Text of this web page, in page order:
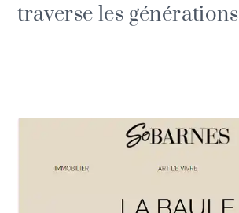
traverse les générations